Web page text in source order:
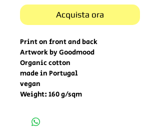
Acquista ora
Print on front and back
Artwork by Goodmood
Organic cotton
made in Portugal
vegan
Weight: 160 g/sqm